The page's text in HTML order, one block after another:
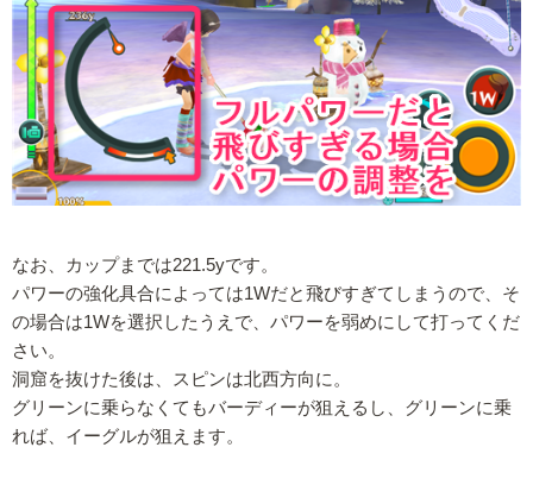
なお、カップまでは221.5yです。
パワーの強化具合によっては1Wだと飛びすぎてしまうので、そ
の場合は1Wを選択したうえで、パワーを弱めにして打ってくだ
さい。
洞窟を抜けた後は、スピンは北西方向に。
グリーンに乗らなくてもバーディーが狙えるし、グリーンに乗
れば、イーグルが狙えます。